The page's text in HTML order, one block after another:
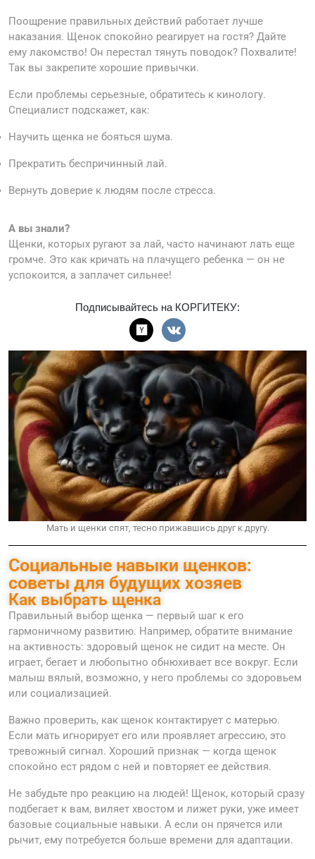
Поощрение правильных действий работает лучше
наказания. Щенок спокойно реагирует на гостя? Дайте
ему лакомство! Он перестал тянуть поводок? Похвалите!
Так вы закрепите хорошие привычки.
Если проблемы серьезные, обратитесь к кинологу.
Специалист подскажет, как:
Научить щенка не бояться шума.
Прекратить беспричинный лай.
Вернуть доверие к людям после стресса.
А вы знали?
Щенки, которых ругают за лай, часто начинают лать еще
громче. Это как кричать на плачущего ребенка — он не
успокоится, а заплачет сильнее!
Подписывайтесь на КОРГИТЕКУ:
Мать и щенки спят, тесно прижавшись друг к другу.
Социальные навыки щенков:
советы для будущих хозяев
Как выбрать щенка
Правильный выбор щенка — первый шаг к его
гармоничному развитию. Например, обратите внимание
на активность: здоровый щенок не сидит на месте. Он
играет, бегает и любопытно обнюхивает все вокруг. Если
малыш вялый, возможно, у него проблемы со здоровьем
или социализацией.
Важно проверить, как щенок контактирует с матерью.
Если мать игнорирует его или проявляет агрессию, это
тревожный сигнал. Хороший признак — когда щенок
спокойно ест рядом с ней и повторяет ее действия.
Не забудьте про реакцию на людей! Щенок, который сразу
подбегает к вам, виляет хвостом и лижет руки, уже имеет
базовые социальные навыки. А если он прячется или
рычит, ему потребуется больше времени для адаптации.